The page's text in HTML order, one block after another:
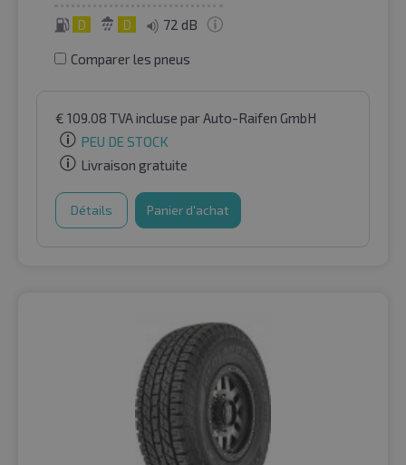
D D 72 dB
Comparer les pneus
€ 109.08 TVA incluse par Auto-Raifen GmbH
PEU DE STOCK
Livraison gratuite
Détails Panier d'achat